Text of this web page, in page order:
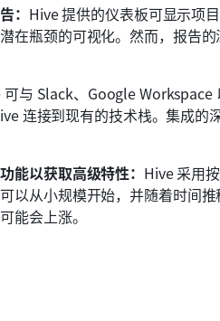
： Hive 提供的仪表板可显示项
在瓶颈的可视化。然而，报告
可与 Slack、Google
连接到现有的技术栈。集成的
能以获取高级特性： Hive 采用
以从小规模开始，并随着时间
能会上涨。